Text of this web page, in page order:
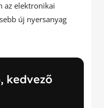
az elektronikai
új nyersanyag
kedvező